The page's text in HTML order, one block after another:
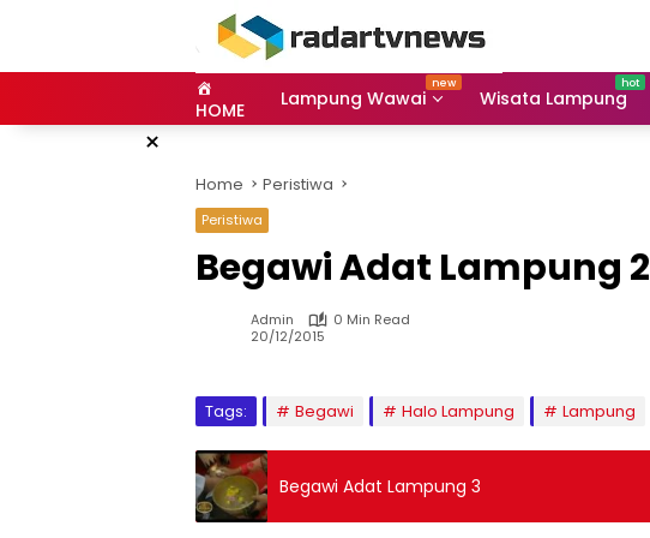
HOME Lampung Wawai Wisata Lampung
×
Home Peristiwa
Peristiwa
Begawi Adat Lampung 2
Admin
0 Min Read
20/12/2015
Tags: Begawi Halo Lampung Lampung
Begawi Adat Lampung 3